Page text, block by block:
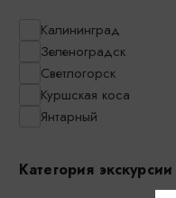
Калининград
Зеленоградск
Светлогорск
Куршская коса
Янтарный
Категория экскурсии